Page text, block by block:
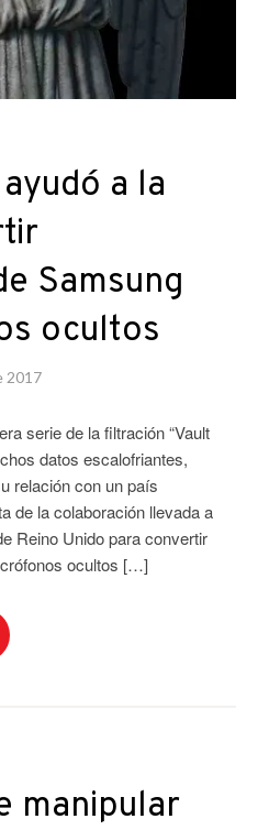
a la
Samsung
ocultos
2017
serie de la filtración “Vault
datos escalofriantes,
relación con un país
de la colaboración llevada a
Reino Unido para convertir
ocultos […]
manipular